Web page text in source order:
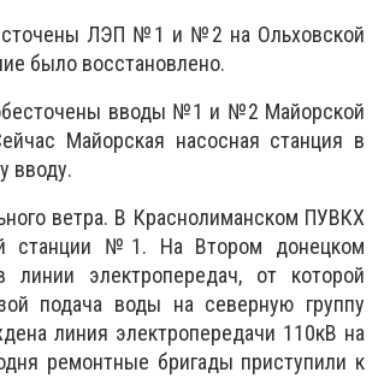
ЛЭП №1 и №2 на Ольховской
было восстановлено.
вводы №1 и №2 Майорской
Майорская насосная станция в
вводу.
ветра. В Краснолиманском ПУВКХ
станции №1. На Втором донецком
электропередач, от которой
подача воды на северную группу
линия электропередачи 110кВ на
ремонтные бригады приступили к